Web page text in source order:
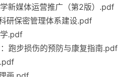
新媒体运营推广（第2版）.pdf
研保密管理体系建设.pdf
.pdf
跑步损伤的预防与康复指南.pdf